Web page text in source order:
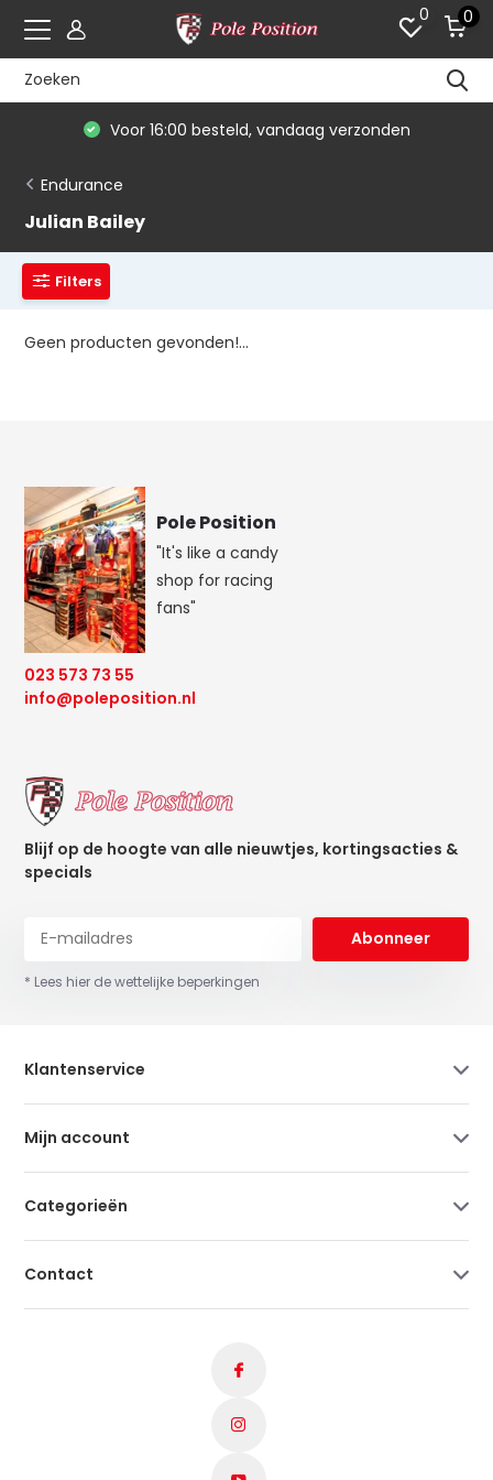
0 0
Voor 16:00 besteld, vandaag verzonden
Endurance
Julian Bailey
Filters
Geen producten gevonden!...
Pole Position
"It's like a candy
shop for racing
fans"
023 573 73 55
info@poleposition.nl
Blijf op de hoogte van alle nieuwtjes, kortingsacties &
specials
Abonneer
* Lees hier de wettelijke beperkingen
Klantenservice
Mijn account
Categorieën
Contact